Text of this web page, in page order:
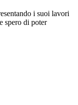
i suoi lavori
e spero di poter